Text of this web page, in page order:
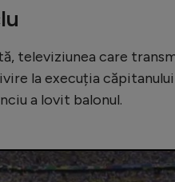
televiziunea care
la execuția
a lovit balonul.